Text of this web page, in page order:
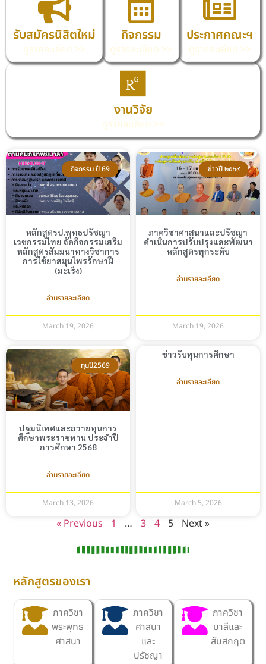
รับสมัครนิสิตใหม่
ดูรายละเอียด >>
กิจกรรม
ดูรายละเอียด >>
ประกาศคณะฯ
ดูรายละเอียด >>
งานวิจัย
ดูรายละเอียด >>
กิจกรรม ปี 69
หลักสูตรป.พุทธปรัชญา
เวชกรรมไทย จัดกิจกรรมเสริม
หลักสูตรสัมมนาทางวิชาการ
การใช้ยาสมุนไพรรักษาฝี
(มะเร็ง)
อ่านรายละเอียด
March 19, 2026
ข่าวปี ๒๕๖๙
ภาควิชาศาสนาและปรัชญา
ดำเนินการปรับปรุงและพัฒนา
หลักสูตรทุกระดับ
อ่านรายละเอียด
March 19, 2026
ทุนปี2569
ปฐมนิเทศและถวายทุนการ
ศึกษาพระราชทาน ประจำปี
การศึกษา 2568
อ่านรายละเอียด
March 13, 2026
ข่าวรับทุนการศึกษา
อ่านรายละเอียด
March 5, 2026
« Previous 1 … 3 4 5 Next »
หลักสูตรของเรา
ภาควิชา
พระพุทธ
ศาสนา
ภาควิชา
ศาสนา
และ
ปรัชญา
ภาควิชา
บาลีและ
สันสกฤต